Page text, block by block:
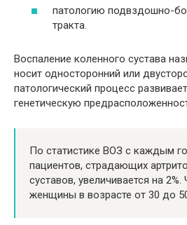
патологию подвздошно-
тракта.
Воспаление коленного сустава
носит односторонний или
патологический процесс
генетическую
По статистике ВОЗ с каждым
пациентов, страдающих
суставов, увеличивается на
женщины в возрасте от 30 до